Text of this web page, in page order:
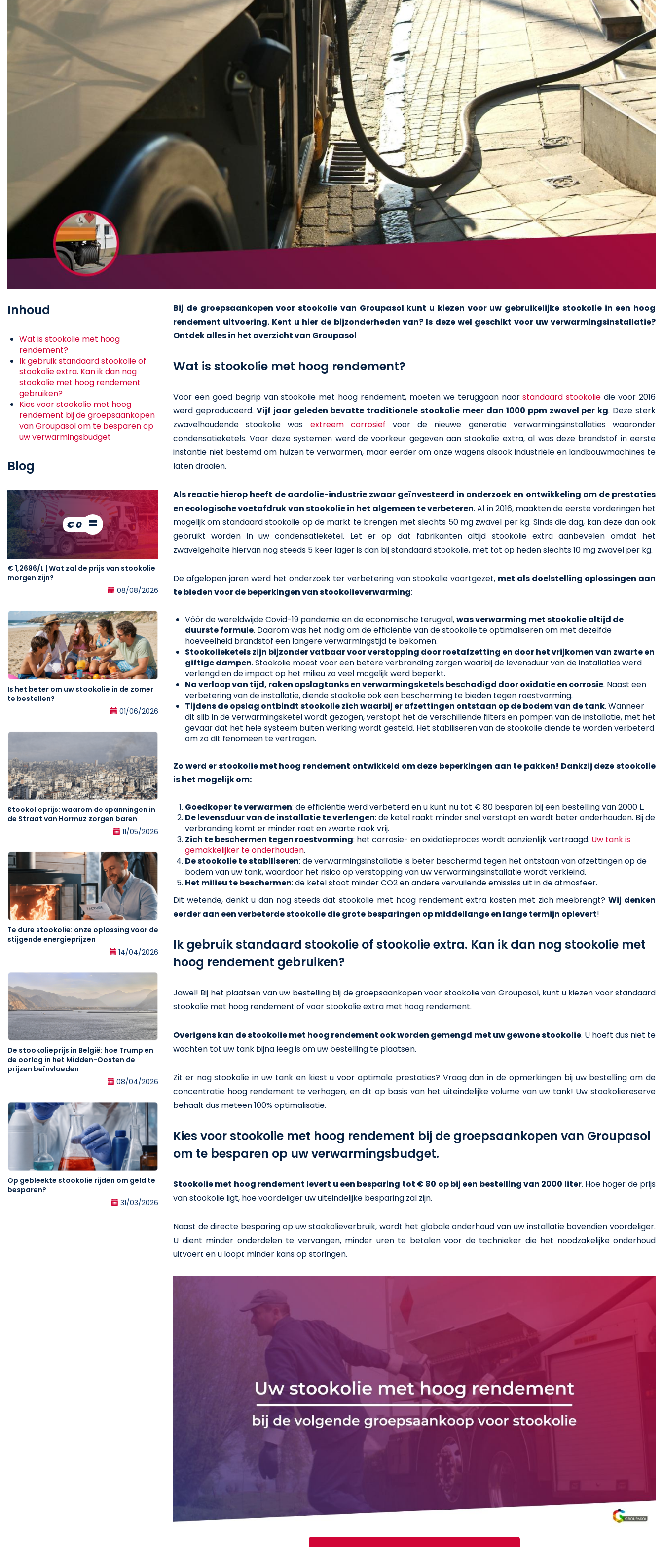
Inhoud
Wat is stookolie met hoog
rendement?
Ik gebruik standaard stookolie of
stookolie extra. Kan ik dan nog
stookolie met hoog rendement
gebruiken?
Kies voor stookolie met hoog
rendement bij de groepsaankopen
van Groupasol om te besparen op
uw verwarmingsbudget
Blog
€ 0 =
€ 1,2696/L | Wat zal de prijs van stookolie
morgen zijn?
08/08/2026
Is het beter om uw stookolie in de zomer
te bestellen?
01/06/2026
Stookolieprijs: waarom de spanningen in
de Straat van Hormuz zorgen baren
11/05/2026
Te dure stookolie: onze oplossing voor de
stijgende energieprijzen
14/04/2026
De stookolieprijs in België: hoe Trump en
de oorlog in het Midden-Oosten de
prijzen beïnvloeden
08/04/2026
Op gebleekte stookolie rijden om geld te
besparen?
31/03/2026
Bij de groepsaankopen voor stookolie van Groupasol kunt u kiezen voor uw gebruikelijke stookolie in een hoog
rendement uitvoering. Kent u hier de bijzonderheden van? Is deze wel geschikt voor uw verwarmingsinstallatie?
Ontdek alles in het overzicht van Groupasol
Wat is stookolie met hoog rendement?
Voor een goed begrip van stookolie met hoog rendement, moeten we teruggaan naarstandaard stookolie die voor 2016
werd geproduceerd. Vijf jaar geleden bevatte traditionele stookolie meer dan 1000 ppm zwavel per kg. Deze sterk
zwavelhoudende stookolie was extreem corrosief voor de nieuwe generatie verwarmingsinstallaties waaronder
condensatieketels. Voor deze systemen werd de voorkeur gegeven aan stookolie extra, al was deze brandstof in eerste
instantie niet bestemd om huizen te verwarmen, maar eerder om onze wagens alsook industriële en landbouwmachines te
laten draaien.
Als reactie hierop heeft de aardolie-industrie zwaar geïnvesteerd in onderzoek en ontwikkeling om de prestaties
en ecologische voetafdruk van stookolie in het algemeen te verbeteren. Al in 2016, maakten de eerste vorderingen het
mogelijk om standaard stookolie op de markt te brengen met slechts 50 mg zwavel per kg. Sinds die dag, kan deze dan ook
gebruikt worden in uw condensatieketel. Let er op dat fabrikanten altijd stookolie extra aanbevelen omdat het
zwavelgehalte hiervan nog steeds 5 keer lager is dan bij standaard stookolie, met tot op heden slechts 10 mg zwavel per kg.
De afgelopen jaren werd het onderzoek ter verbetering van stookolie voortgezet, met als doelstelling oplossingen aan
te bieden voor de beperkingen van stookolieverwarming:
Vóór de wereldwijde Covid-19 pandemie en de economische terugval,was verwarming met stookolie altijd de
duurste formule. Daarom was het nodig om de efficiëntie van de stookolie te optimaliseren om met dezelfde
hoeveelheid brandstof een langere verwarmingstijd te bekomen.
Stookolieketels zijn bijzonder vatbaar voor verstopping door roetafzetting en door het vrijkomen van zwarte en
giftige dampen. Stookolie moest voor een betere verbranding zorgen waarbij de levensduur van de installaties werd
verlengd en de impact op het milieu zo veel mogelijk werd beperkt.
Na verloop van tijd, raken opslagtanks en verwarmingsketels beschadigd door oxidatie en corrosie. Naast een
verbetering van de installatie, diende stookolie ook een bescherming te bieden tegen roestvorming.
Tijdens de opslag ontbindt stookolie zich waarbij er afzettingen ontstaan op de bodem van de tank. Wanneer
dit slib in de verwarmingsketel wordt gezogen, verstopt het de verschillende filters en pompen van de installatie, met het
gevaar dat het hele systeem buiten werking wordt gesteld. Het stabiliseren van de stookolie diende te worden verbeterd
om zo dit fenomeen te vertragen.
Zo werd er stookolie met hoog rendement ontwikkeld om deze beperkingen aan te pakken! Dankzij deze stookolie
is het mogelijk om:
Goedkoper te verwarmen: de efficiëntie werd verbeterd en u kunt nu tot € 80 besparen bij een bestelling van 2000 L.
De levensduur van de installatie te verlengen: de ketel raakt minder snel verstopt en wordt beter onderhouden. Bij de
verbranding komt er minder roet en zwarte rook vrij.
Zich te beschermen tegen roestvorming: het corrosie- en oxidatieproces wordt aanzienlijk vertraagd. Uw tank is
gemakkelijker te onderhouden.
De stookolie te stabiliseren: de verwarmingsinstallatie is beter beschermd tegen het ontstaan van afzettingen op de
bodem van uw tank, waardoor het risico op verstopping van uw verwarmingsinstallatie wordt verkleind.
Het milieu te beschermen: de ketel stoot minder CO2 en andere vervuilende emissies uit in de atmosfeer.
Dit wetende, denkt u dan nog steeds dat stookolie met hoog rendement extra kosten met zich meebrengt?Wij denken
eerder aan een verbeterde stookolie die grote besparingen op middellange en lange termijn oplevert!
Ik gebruik standaard stookolie of stookolie extra. Kan ik dan nog stookolie met
hoog rendement gebruiken?
Jawel! Bij het plaatsen van uw bestelling bij de groepsaankopen voor stookolie van Groupasol, kunt u kiezen voor standaard
stookolie met hoog rendement of voor stookolie extra met hoog rendement.
Overigens kan de stookolie met hoog rendement ook worden gemengd met uw gewone stookolie. U hoeft dus niet te
wachten tot uw tank bijna leeg is om uw bestelling te plaatsen.
Zit er nog stookolie in uw tank en kiest u voor optimale prestaties? Vraag dan in de opmerkingen bij uw bestelling om de
concentratie hoog rendement te verhogen, en dit op basis van het uiteindelijke volume van uw tank! Uw stookoliereserve
behaalt dus meteen 100% optimalisatie.
Kies voor stookolie met hoog rendement bij de groepsaankopen van Groupasol
om te besparen op uw verwarmingsbudget.
Stookolie met hoog rendement levert u een besparing tot € 80 op bij een bestelling van 2000 liter. Hoe hoger de prijs
van stookolie ligt, hoe voordeliger uw uiteindelijke besparing zal zijn.
Naast de directe besparing op uw stookolieverbruik, wordt het globale onderhoud van uw installatie bovendien voordeliger.
U dient minder onderdelen te vervangen, minder uren te betalen voor de technieker die het noodzakelijke onderhoud
uitvoert en u loopt minder kans op storingen.